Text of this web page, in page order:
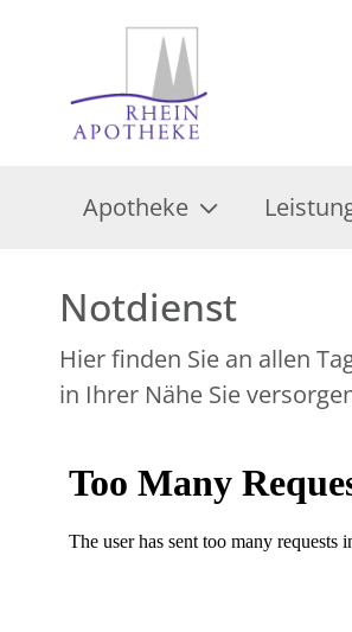
Apotheke
Notdienst
Hier finden Sie an allen
in Ihrer Nähe Sie